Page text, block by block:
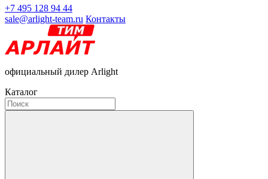
+7 495 128 94 44
sale@arlight-team.ru Контакты
официальный дилер Arlight
Каталог